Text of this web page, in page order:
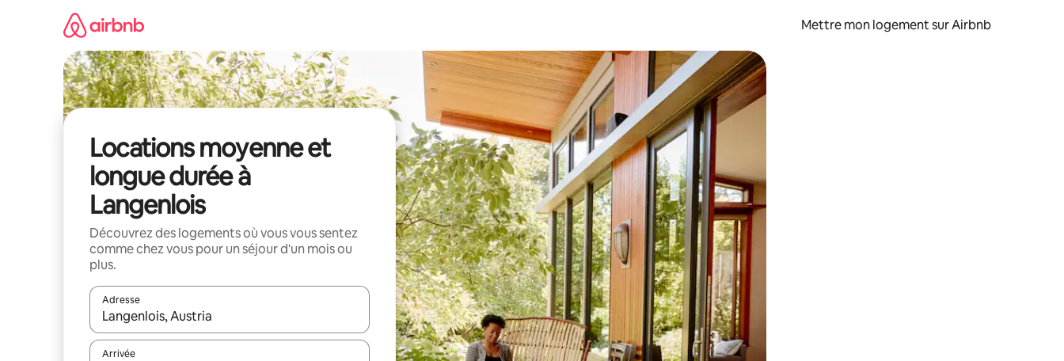
Mettre mon logement sur Airbnb
Locations moyenne et
longue durée à
Langenlois
Découvrez des logements où vous vous sentez
comme chez vous pour un séjour d'un mois ou
plus.
Adresse
Lorsque les résultats s'affichent, utilisez les flèches vers le haut et vers le bas pour les parcourir ou en appuyant et en faisant glisser.
Arrivée